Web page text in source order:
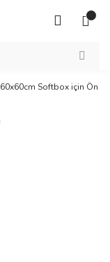
60x60cm Softbox için Ön